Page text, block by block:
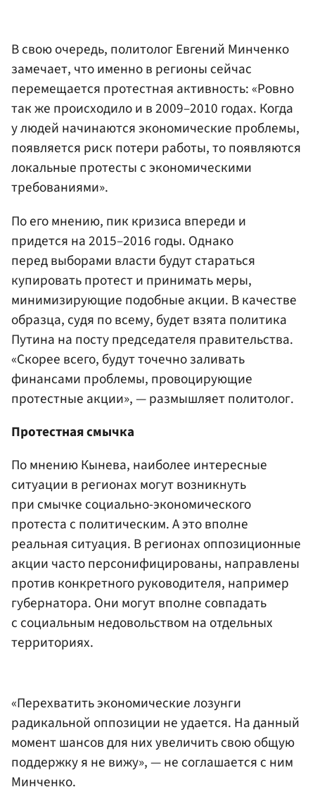
В свою очередь, политолог Евгений Минченко
замечает, что именно в регионы сейчас
перемещается протестная активность: «Ровно
так же происходило и в 2009–2010 годах. Когда
у людей начинаются экономические проблемы,
появляется риск потери работы, то появляются
локальные протесты с экономическими
требованиями».
По его мнению, пик кризиса впереди и
придется на 2015–2016 годы. Однако
перед выборами власти будут стараться
купировать протест и принимать меры,
минимизирующие подобные акции. В качестве
образца, судя по всему, будет взята политика
Путина на посту председателя правительства.
«Скорее всего, будут точечно заливать
финансами проблемы, провоцирующие
протестные акции», — размышляет политолог.
Протестная смычка
По мнению Кынева, наиболее интересные
ситуации в регионах могут возникнуть
при смычке социально-экономического
протеста с политическим. А это вполне
реальная ситуация. В регионах оппозиционные
акции часто персонифицированы, направлены
против конкретного руководителя, например
губернатора. Они могут вполне совпадать
с социальным недовольством на отдельных
территориях.
«Перехватить экономические лозунги
радикальной оппозиции не удается. На данный
момент шансов для них увеличить свою общую
поддержку я не вижу», — не соглашается с ним
Минченко.